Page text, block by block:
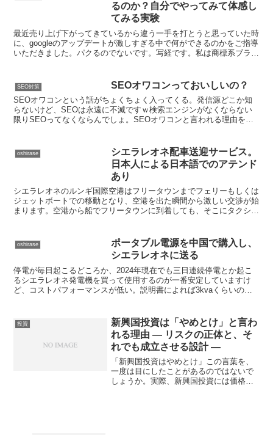
るのか？自分でやってみて体感し
てみる実験
最近売り上げ下がってきているから違う一手を打とうと思っていた時
に、googleのアップデートが激しすぎる中で何ができるのかをご指導
いただきました。パクるのでないです。写経です。私は商標系ブラッ
SEO対策 SEOオワコンっておいしいの？
SEOオワコンという話がちょくちょく入ってくる。発信源どこか知
らないけど、SEOは永遠に不滅ですｗ検索エンジンがなくならない
限りSEOってなくならんでしょ。SEOオワコンと言われる理由を考
oshirase
シエラレオネ配車送迎サービス。
日本人による日本語でのアテンド
あり
シエラレオネのルンギ国際空港はフリータウンまでフェリーもしくは
ジェットボートでの移動となり、空港を出た瞬間から激しい交渉が始
まります。空港から船でフリータウンに到着しても、そこにタクシー
oshirase
ポータブル電源を中国で購入し、
シエラレオネに送る
停電が毎日起こるどころか、2024年現在でも三日連続停電とか起こ
るシエラレオネ発電機を買って使用するのが一番安定していますけ
ど、コストパフォーマンスが低い。説明書によれば3kvaくらいの発
投資
新興国投資は「やめとけ」と言わ
れる理由 ― リスクの正体と、そ
れでも成立させる設計 ―
「新興国投資はやめとけ」この言葉を、
一度は目にしたことがあるのではないで
しょうか。実際、新興国投資には価格変